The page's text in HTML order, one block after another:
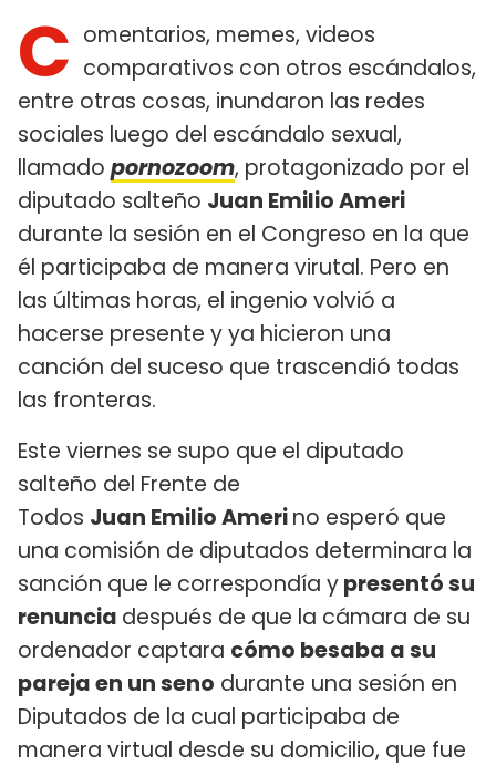
C omentarios, memes, videos
comparativos con otros escándalos,
entre otras cosas, inundaron las redes
sociales luego del escándalo sexual,
llamado pornozoom, protagonizado por el
diputado salteño Juan Emilio Ameri
durante la sesión en el Congreso en la que
él participaba de manera virutal. Pero en
las últimas horas, el ingenio volvió a
hacerse presente y ya hicieron una
canción del suceso que trascendió todas
las fronteras.
Este viernes se supo que el diputado
salteño del Frente de
Todos Juan Emilio Amerino esperó que
una comisión de diputados determinara la
sanción que le correspondía ypresentó su
renuncia después de que la cámara de su
ordenador captara cómo besaba a su
pareja en un seno durante una sesión en
Diputados de la cual participaba de
manera virtual desde su domicilio, que fue